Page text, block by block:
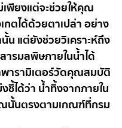
พียงแต่จะช่วยให้คุณ
ตได้ด้วยตาเปล่า อย่าง
น แต่ยังช่วยวิเคราะห์ถึง
ารมลพิษภายในน้ำได้
ารามิเตอร์วัดคุณสมบัติ
ชี้ได้ว่า น้ำทิ้งจากภายใน
นั้นตรงตามเกณฑ์ที่กรม